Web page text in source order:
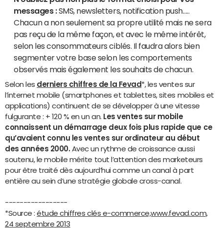
messages :SMS, newsletters, notification push…..
Chacun a non seulement sa propre utilité mais ne sera
pas reçu de la même façon, et avec le même intérêt,
selon les consommateurs ciblés. Il faudra alors bien
segmenter votre base selon les comportements
observés mais également les souhaits de chacun.
Selon les derniers chiffres de la Fevad *, les ventes sur
l’internet mobile (smartphones et tablettes, sites mobiles et
applications) continuent de se développer à une vitesse
fulgurante : + 120 % en un an. Les ventes sur mobile
connaissent un démarrage deux fois plus rapide que ce
qu’avaient connu les ventes sur ordinateur au début
des années 2000. Avec un rythme de croissance aussi
soutenu, le mobile mérite tout l’attention des marketeurs
pour être traité dès aujourd’hui comme un canal à part
entière au sein d’une stratégie globale cross-canal.
-----------------
*Source :étude chiffres clés e-commerce,www.fevad.com,
24 septembre 2013